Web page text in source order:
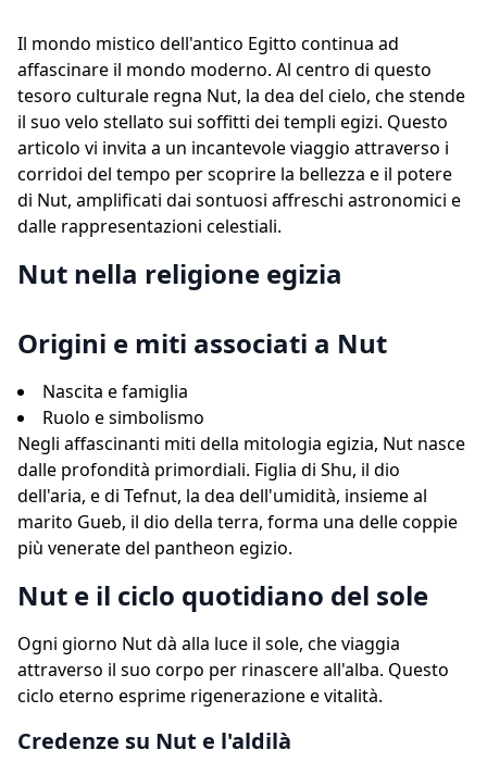
Il mondo mistico dell'antico Egitto continua ad
affascinare il mondo moderno. Al centro di questo
tesoro culturale regna Nut, la dea del cielo, che stende
il suo velo stellato sui soffitti dei templi egizi. Questo
articolo vi invita a un incantevole viaggio attraverso i
corridoi del tempo per scoprire la bellezza e il potere
di Nut, amplificati dai sontuosi affreschi astronomici e
dalle rappresentazioni celestiali.
Nut nella religione egizia
Origini e miti associati a Nut
Nascita e famiglia
Ruolo e simbolismo
Negli affascinanti miti della mitologia egizia, Nut nasce
dalle profondità primordiali. Figlia di Shu, il dio
dell'aria, e di Tefnut, la dea dell'umidità, insieme al
marito Gueb, il dio della terra, forma una delle coppie
più venerate del pantheon egizio.
Nut e il ciclo quotidiano del sole
Ogni giorno Nut dà alla luce il sole, che viaggia
attraverso il suo corpo per rinascere all'alba. Questo
ciclo eterno esprime rigenerazione e vitalità.
Credenze su Nut e l'aldilà